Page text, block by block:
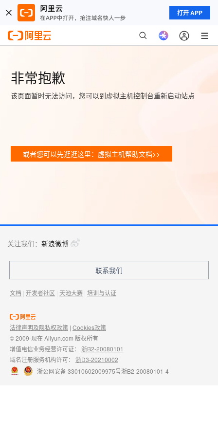
打开 APP
非常抱歉
该页面暂时无法访问，您可以到虚拟主机控制台重新启动站点
或者您可以先逛逛这里：虚拟主机帮助文档>>